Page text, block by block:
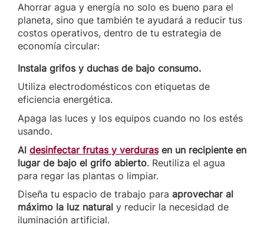
Ahorrar agua y energía no solo es bueno para el
planeta, sino que también te ayudará a reducir tus
costos operativos, dentro de tu estrategia de
economía circular:
Instala grifos y duchas de bajo consumo.
Utiliza electrodomésticos con etiquetas de
eficiencia energética.
Apaga las luces y los equipos cuando no los estés
usando.
Al desinfectar frutas y verdurasen un recipiente en
lugar de bajo el grifo abierto. Reutiliza el agua
para regar las plantas o limpiar.
Diseña tu espacio de trabajo para aprovechar al
máximo la luz natural y reducir la necesidad de
iluminación artificial.